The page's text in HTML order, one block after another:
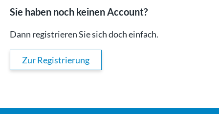
Sie haben noch keinen Account?
Dann registrieren Sie sich doch einfach.
Zur Registrierung